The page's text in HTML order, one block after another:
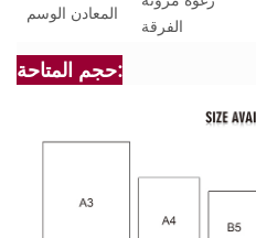
المعادن الوسم
الفرقة
حجم المتاحة: